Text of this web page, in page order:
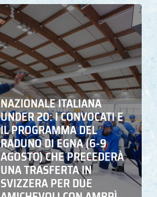
NAZIONALE ITALIANA
UNDER 20: I CONVOCATI E
IL PROGRAMMA DEL
RADUNO DI EGNA (6-9
AGOSTO) CHE PRECEDERÀ
UNA TRASFERTA IN
SVIZZERA PER DUE